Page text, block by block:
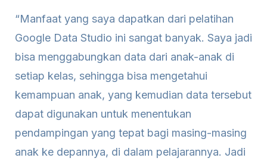
“Manfaat yang saya dapatkan dari pelatihan
Google Data Studio ini sangat banyak. Saya jadi
bisa menggabungkan data dari anak-anak di
setiap kelas, sehingga bisa mengetahui
kemampuan anak, yang kemudian data tersebut
dapat digunakan untuk menentukan
pendampingan yang tepat bagi masing-masing
anak ke depannya, di dalam pelajarannya. Jadi